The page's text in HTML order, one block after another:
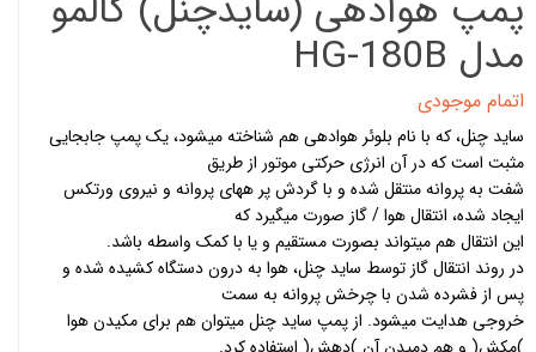
مدل HG-180B
اتمام موجودی
ساید چنل، که با نام بلوئر هوادهی هم شناخته میشود، یک پمپ جابجایی
مثبت است که در آن انرژی حرکتی موتور از طریق
شفت به پروانه منتقل شده و با گردش پر ههای پروانه و نیروی ورتکس
ایجاد شده، انتقال هوا / گاز صورت میگیرد که
این انتقال هم میتواند بصورت مستقیم و یا با کمک واسطه باشد.
در روند انتقال گاز توسط ساید چنل، هوا به درون دستگاه کشیده شده و
پس از فشرده شدن با چرخش پروانه به سمت
خروجی هدایت میشود. از پمپ ساید چنل میتوان هم برای مکیدن هوا